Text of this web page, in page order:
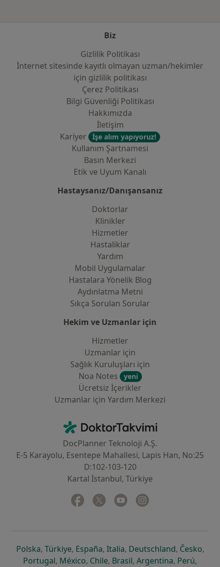
Biz
Gizlilik Politikası
İnternet sitesinde kayıtlı olmayan uzman/hekimler
i̇çin gizlilik politikası
Çerez Politikası
Bilgi Güvenliği Politikası
Hakkımızda
İletişim
Kariyer
İşe alım yapıyoruz!
Kullanım Şartnamesi
Basın Merkezi
Etik ve Uyum Kanalı
Hastaysanız/Danışansanız
Doktorlar
Klinikler
Hizmetler
Hastaliklar
Yardım
Mobil Uygulamalar
Hastalara Yönelik Blog
Aydınlatma Metni
Sıkça Sorulan Sorular
Hekim ve Uzmanlar için
Hizmetler
Uzmanlar için
Sağlık Kuruluşları için
Noa Notes
yeni
Ücretsiz İçerikler
Uzmanlar için Yardım Merkezi
DoktorTakvimi - Ana Sayfa
DocPlanner Teknoloji A.Ş.
E-5 Karayolu, Esentepe Mahallesi, Lapis Han, No:25
D:102-103-120
Kartal İstanbul, Türkiye
Facebook
yeni bir sekmede açılır
Twitter
yeni bir sekmede açılır
Youtube
yeni bir sekmede açılır
Polskayeni bir sekmede açılır
, Türkiyeyeni bir sekmede açılır
, Españayeni bir sekmede açılır
, Italiayeni bir sekmede açılır
, Deutschlandyeni bir
, Českoyeni
,
Portugalyeni bir sekmede açılır
, Méxicoyeni bir sekmede açılır
, Chileyeni bir sekmede açılır
, Brasilyeni bir sekmede açılır
, Argentinayeni bir
, Perúyeni
,